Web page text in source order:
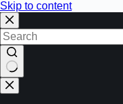
Skip to content
No
results